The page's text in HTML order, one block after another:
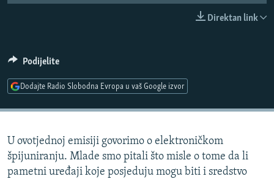
SPECIJALI RSE
VIŠE OD NASLOVA
TV LIBERTY
POST SCRIPTUM
PRATITE NAS
Sve RFE/RL stranice
Direktan link
Podijelite
Dodajte Radio Slobodna Evropa u vaš Google izvor
U ovotjednoj emisiji govorimo o elektroničkom
špijuniranju. Mlade smo pitali što misle o tome da li
pametni uređaji koje posjeduju mogu biti i sredstvo